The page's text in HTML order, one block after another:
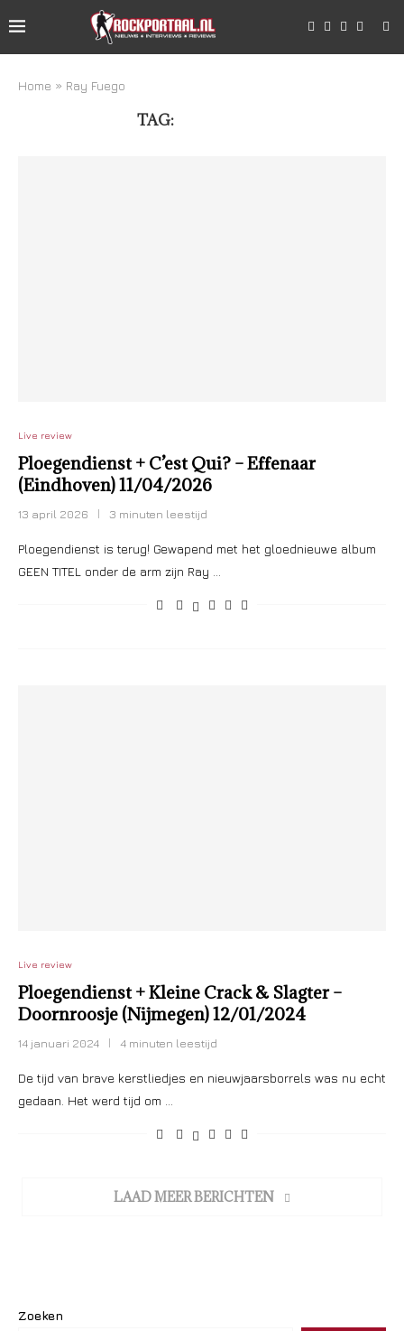
Home » Ray Fuego
TAG:
Live review
Ploegendienst + C’est Qui? – Effenaar
(Eindhoven) 11/04/2026
13 april 2026 3 minuten leestijd
Ploegendienst is terug! Gewapend met het gloednieuwe album
GEEN TITEL onder de arm zijn Ray …
Live review
Ploegendienst + Kleine Crack & Slagter –
Doornroosje (Nijmegen) 12/01/2024
14 januari 2024 4 minuten leestijd
De tijd van brave kerstliedjes en nieuwjaarsborrels was nu echt
gedaan. Het werd tijd om …
LAAD MEER BERICHTEN
Zoeken